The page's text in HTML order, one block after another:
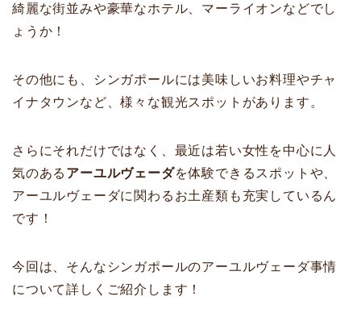
綺麗な街並みや豪華なホテル、マーライオンなどでし
ょうか！
その他にも、シンガポールには美味しいお料理やチャ
イナタウンなど、様々な観光スポットがあります。
さらにそれだけではなく、最近は若い女性を中心に人
気のある アーユルヴェーダを体験できるスポットや、
アーユルヴェーダに関わるお土産類も充実しているん
です！
今回は、そんなシンガポールのアーユルヴェーダ事情
について詳しくご紹介します！